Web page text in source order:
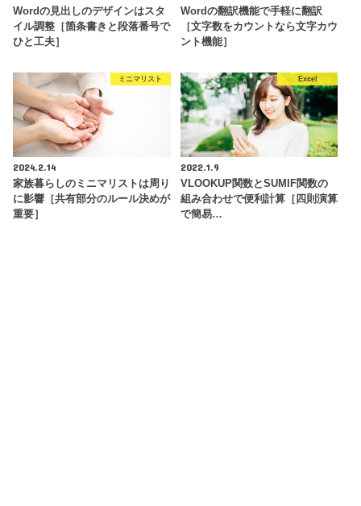
Wordの見出しのデザインはスタ
イル調整［箇条書きと段落番号で
ひと工夫］
Wordの翻訳機能で手軽に翻訳
［文字数をカウントなら文字カウ
ント機能］
ミニマリスト
2024.2.14
家族暮らしのミニマリストは周り
に影響［共有部分のルール決めが
重要］
Excel
2022.1.9
VLOOKUP関数とSUMIF関数の
組み合わせで便利計算［四則演算
で簡易…